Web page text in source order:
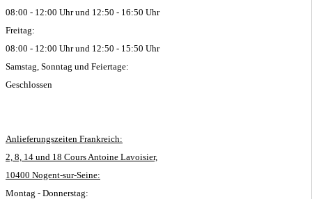
08:00 - 12:00 Uhr und 12:50 - 16:50 Uhr
Freitag:
08:00 - 12:00 Uhr und 12:50 - 15:50 Uhr
Samstag, Sonntag und Feiertage:
Geschlossen
Anlieferungszeiten Frankreich:
2, 8, 14 und 18 Cours Antoine Lavoisier,
10400 Nogent-sur-Seine:
Montag - Donnerstag: